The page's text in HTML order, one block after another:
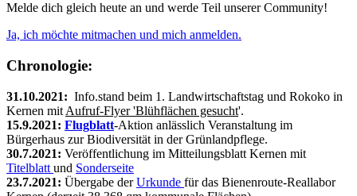
Melde dich gleich heute an und werde Teil unserer Community!
Ja, ich möchte mitmachen und mich anmelden.
Chronologie:
31.10.2021: Info.stand beim 1. Landwirtschaftstag und Rokoko in
Kernen mit Aufruf-Flyer 'Blühflächen gesucht'.
15.9.2021: Flugblatt-Aktion anlässlich Veranstaltung im
Bürgerhaus zur Biodiversität in der Grünlandpflege.
30.7.2021: Veröffentlichung im Mitteilungsblatt Kernen mit
Titelblatt und Sonderseite
23.7.2021: Übergabe derUrkunde für das Bienenroute-Reallabor